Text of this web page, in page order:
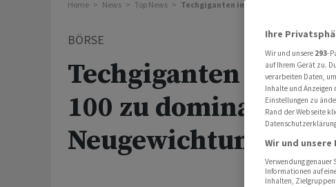
Home News Top News Techgiganten im Nasdaq 100 zu
BÖRSE
Techgiganten im
100 zu dominant -
Neugewichtung
Ihre
Wir und unsere 293-
auf Ihrem Gerät zu.
verarbeiten Daten,
Inhalte und Anzeigen
Einstellungen zu
Rand der Webseite
Wir und
Verwendung
Informationen auf
Inhalten,